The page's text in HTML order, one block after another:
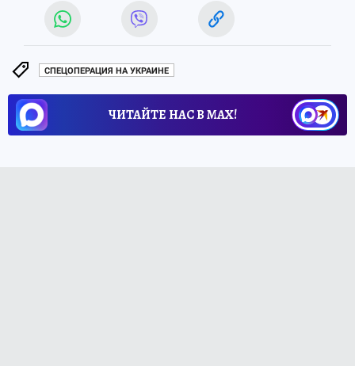
СПЕЦОПЕРАЦИЯ НА УКРАИНЕ
ЧИТАЙТЕ НАС В МАХ!